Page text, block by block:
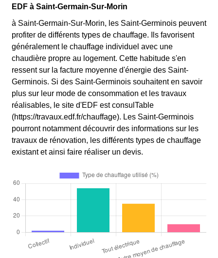
EDF à Saint-Germain-Sur-Morin
à Saint-Germain-Sur-Morin, les Saint-Germinois peuvent
profiter de différents types de chauffage. Ils favorisent
généralement le chauffage individuel avec une
chaudière propre au logement. Cette habitude s'en
ressent sur la facture moyenne d'énergie des Saint-
Germinois. Si des Saint-Germinois souhaitent en savoir
plus sur leur mode de consommation et les travaux
réalisables, le site d'EDF est consulTable
(https://travaux.edf.fr/chauffage). Les Saint-Germinois
pourront notamment découvrir des informations sur les
travaux de rénovation, les différents types de chauffage
existant et ainsi faire réaliser un devis.